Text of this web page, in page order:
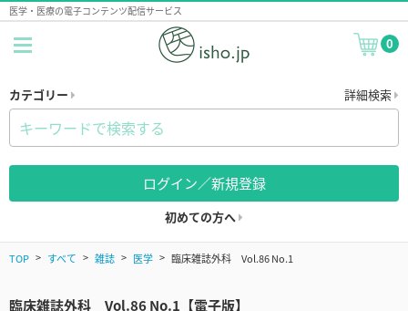
医学・医療の電子コンテンツ配信サービス
0
カテゴリー 詳細検索
ログイン／新規登録
初めての方へ
TOP すべて 雑誌 医学 臨床雑誌外科 Vol.86 No.1
臨床雑誌外科 Vol.86 No.1【電子版】